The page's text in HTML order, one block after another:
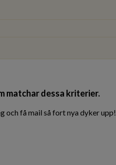
matchar dessa kriterier.
och få mail så fort nya dyker upp!